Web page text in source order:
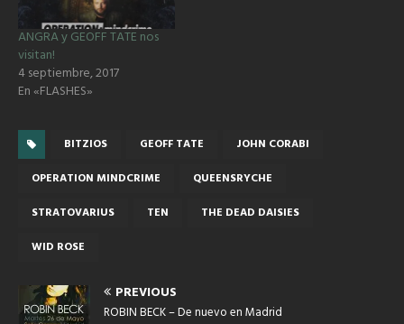
ANGRA y GEOFF TATE nos
visitan!
4 septiembre, 2017
En «FLASHES»
BITZIOS GEOFF TATE
JOHN CORABI
OPERATION MINDCRIME
QUEENSRYCHE
STRATOVARIUS
TEN
THE DEAD DAISIES
WID ROSE
PREVIOUS
ROBIN BECK – De nuevo en Madrid